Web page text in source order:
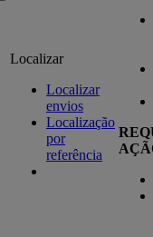
Localizar
Localizar
envios
Localização
por
referência